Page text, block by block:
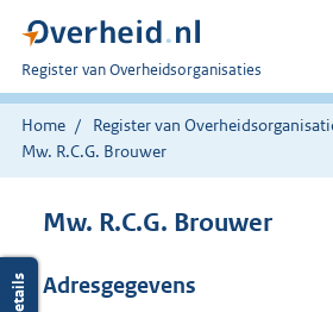
U
bent
nu
hier:
Register van Overheidsorganisaties
Home Register van
Mw. R.C.G. Brouwer
Mw. R.C.G. Brouwer
Adresgegevens